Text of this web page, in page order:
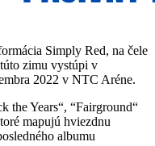
Simply Red, na čele
zimu vystúpi v
2022 v NTC Aréne.
the Years“, “Fairground“
mapujú hviezdnu
albumu